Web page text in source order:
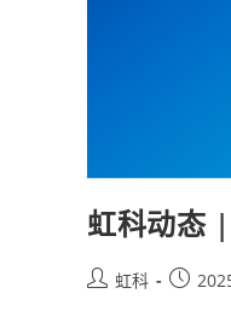
虹科动态
虹科